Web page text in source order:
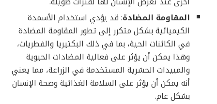
المقاومة المضادة: قد يؤدي استخدام الأسمدة
الكيميائية بشكل متكرر إلى تطور المقاومة المضادة
في الكائنات الحية، بما في ذلك البكتيريا والفطريات،
وهذا يمكن أن يؤثر على فعالية المضادات الحيوية
والمبيدات الحشرية المستخدمة في الزراعة، مما يعني
أنه يمكن أن يؤثر على السلامة الغذائية وصحة الإنسان
بشكل عام.